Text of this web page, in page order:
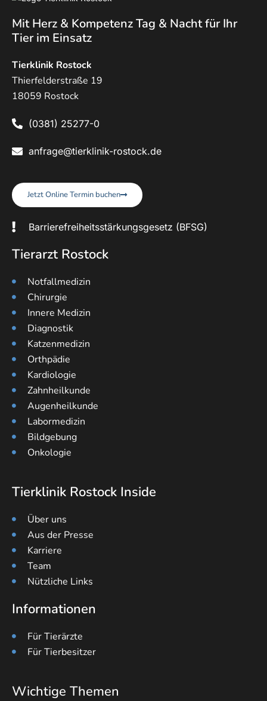
Mit Herz & Kompetenz Tag & Nacht für Ihr
Tier im Einsatz
Tierklinik Rostock
Thierfelderstraße 19
18059 Rostock
(0381) 25277-0
anfrage@tierklinik-rostock.de
Jetzt Online Termin buchen
Barrierefreiheitsstärkungsgesetz (BFSG)
Tierarzt Rostock
Notfallmedizin
Chirurgie
Innere Medizin
Diagnostik
Katzenmedizin
Orthpädie
Kardiologie
Zahnheilkunde
Augenheilkunde
Labormedizin
Bildgebung
Onkologie
Tierklinik Rostock Inside
Über uns
Aus der Presse
Karriere
Team
Nützliche Links
Informationen
Für Tierärzte
Für Tierbesitzer
Wichtige Themen